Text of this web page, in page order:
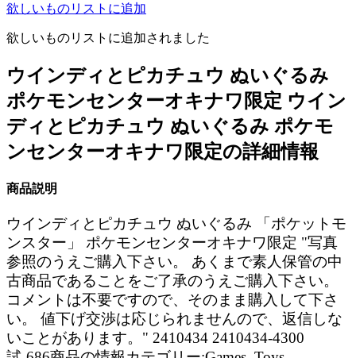
欲しいものリストに追加
欲しいものリストに追加されました
ウインディとピカチュウ ぬいぐるみ
ポケモンセンターオキナワ限定 ウイン
ディとピカチュウ ぬいぐるみ ポケモ
ンセンターオキナワ限定の詳細情報
商品説明
ウインディとピカチュウ ぬいぐるみ 「ポケットモ
ンスター」 ポケモンセンターオキナワ限定 "写真
参照のうえご購入下さい。 あくまで素人保管の中
古商品であることをご了承のうえご購入下さい。
コメントは不要ですので、そのまま購入して下さ
い。 値下げ交渉は応じられませんので、返信しな
いことがあります。" 2410434 2410434-4300